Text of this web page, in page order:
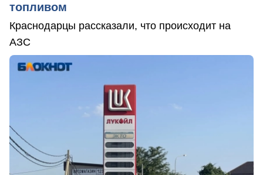
топливом
Краснодарцы рассказали, что происходит на
АЗС